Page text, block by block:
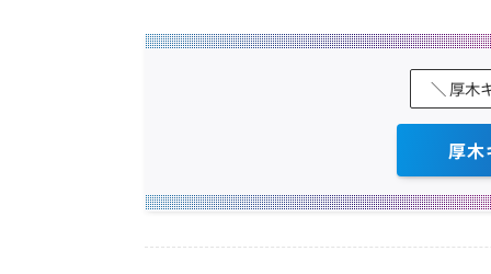
＼ 厚木
厚木